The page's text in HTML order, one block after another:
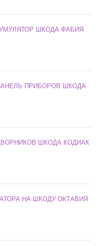
ШКОДА ФАБИЯ
ПРИБОРОВ ШКОДА
ШКОДА КОДИАК
НА ШКОДУ ОКТАВИЯ